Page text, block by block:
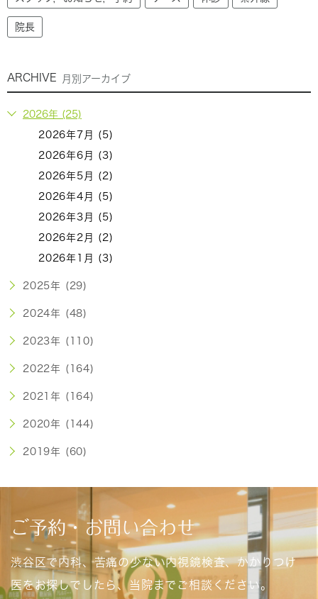
院長
ARCHIVE 月別アーカイブ
2026年 (25)
2026年7月 (5)
2026年6月 (3)
2026年5月 (2)
2026年4月 (5)
2026年3月 (5)
2026年2月 (2)
2026年1月 (3)
2025年 (29)
2024年 (48)
2023年 (110)
2022年 (164)
2021年 (164)
2020年 (144)
2019年 (60)
ご予約・お問い合わせ
渋谷区で内科、苦痛の少ない内視鏡検査、かかりつけ
医をお探しでしたら、当院までご相談ください。